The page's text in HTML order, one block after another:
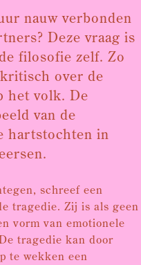
nauw verbonden
Deze vraag is
filosofie zelf. Zo
over de
het volk. De
van de
hartstochten in
schreef een
tragedie. Zij is als geen
vorm van emotionele
tragedie kan door
te wekken een